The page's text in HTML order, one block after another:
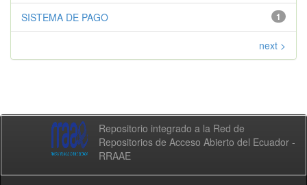
1
SISTEMA DE PAGO
next >
Repositorio integrado a la Red de
Repositorios de Acceso Abierto del Ecuador -
RRAAE